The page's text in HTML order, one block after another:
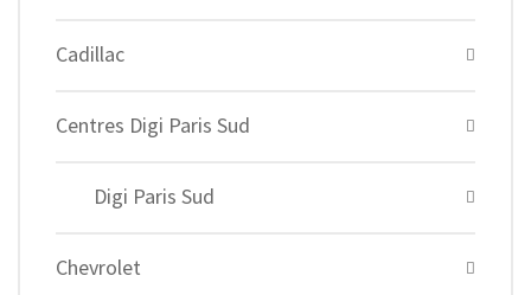
Cadillac
Centres Digi Paris Sud
Digi Paris Sud
Chevrolet